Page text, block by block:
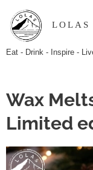
LOLAS
Eat - Drink - Inspire -
Wax
Limited